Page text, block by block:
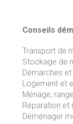
Conseils
Transport de
Stockage de
Démarches
Logement et
Ménage,
Réparation et
Déménager